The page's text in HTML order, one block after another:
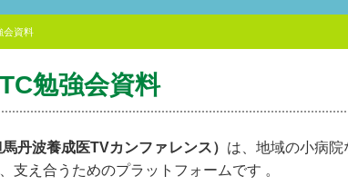
会資料
勉強会資料
丹波養成医TVカンファレンス） は、地域の小病
支え合うためのプラットフォームです 。